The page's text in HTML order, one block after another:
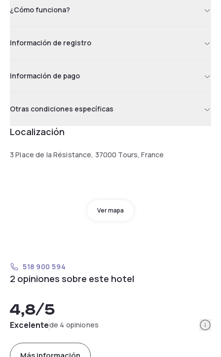
¿Cómo funciona?
Información de registro
Información de pago
Otras condiciones específicas
Localización
3 Place de la Résistance, 37000 Tours, France
Ver mapa
518 900 594
2 opiniones sobre este hotel
4,8/5
Excelentede 4 opiniones